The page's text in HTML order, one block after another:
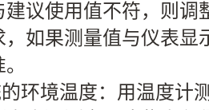
建议使用值不符，则调
，如果测量值与仪表显
环境温度：用温度计